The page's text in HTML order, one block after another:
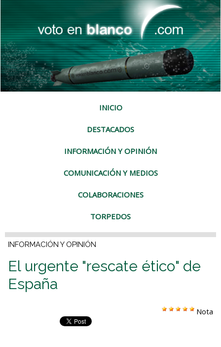
INICIO
DESTACADOS
INFORMACIÓN Y OPINIÓN
COMUNICACIÓN Y MEDIOS
COLABORACIONES
TORPEDOS
INFORMACIÓN Y OPINIÓN
El urgente "rescate ético" de
España
Nota